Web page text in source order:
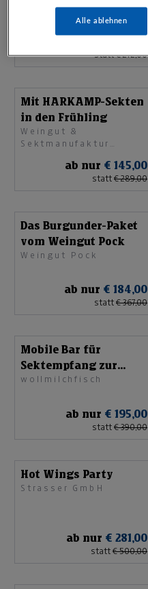
Weingut Pock
statt€ 272,00
Mit HARKAMP-Sekten
in den Frühling
Weingut &
Sektmanufaktur
ab nur € 145,00
statt € 289,00
Das Burgunder-Paket
vom Weingut Pock
Weingut Pock
ab nur € 184,00
statt € 367,00
Mobile Bar für
Sektempfang zur
Hochzeit
wollmilchfisch
ab nur € 195,00
statt € 390,00
Hot Wings Party
Strasser GmbH
ab nur € 281,00
statt € 500,00
Alle ablehnen